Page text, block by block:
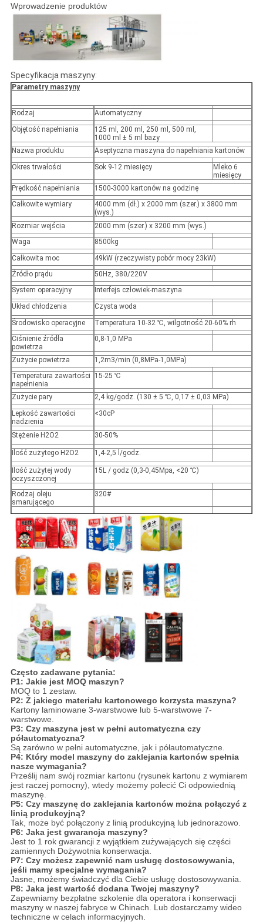
Wprowadzenie produktów
Specyfikacja maszyny:
Parametry maszyny
Rodzaj
Automatyczny
Objętość napełniania
125 ml, 200 ml, 250 ml, 500 ml,
1000 ml ± 5 ml bazy
Nazwa produktu
Aseptyczna maszyna do napełniania kartonów
Okres trwałości
Sok 9-12 miesięcy
Mleko 6
miesięcy
Prędkość napełniania
1500-3000 kartonów na godzinę
Całkowite wymiary
4000 mm (dł.) x 2000 mm (szer.) x 3800 mm
(wys.)
Rozmiar wejścia
2000 mm (szer.) x 3200 mm (wys.)
Waga
8500kg
Całkowita moc
49kW (rzeczywisty pobór mocy 23kW)
Źródło prądu
50Hz, 380/220V
System operacyjny
Interfejs człowiek-maszyna
Układ chłodzenia
Czysta woda
Środowisko operacyjne
Temperatura 10-32 ℃, wilgotność 20-60% rh
Ciśnienie źródła
powietrza
0,8-1,0 MPa
Zużycie powietrza
1,2m3/min (0,8MPa-1,0MPa)
Temperatura zawartości
napełnienia
15-25 ℃
Zużycie pary
2,4 kg/godz. (130 ± 5 ℃, 0,17 ± 0,03 MPa)
Lepkość zawartości
nadzienia
<30cP
Stężenie H2O2 30-50%
Ilość zużytego H2O2 1,4-2,5 l/godz.
Ilość zużytej wody
oczyszczonej
15L / godz (0,3-0,45Mpa, <20 ℃)
Rodzaj oleju
smarującego
320#
Często zadawane pytania:
P1: Jakie jest MOQ maszyn?
MOQ to 1 zestaw.
P2: Z jakiego materiału kartonowego korzysta maszyna?
Kartony laminowane 3-warstwowe lub 5-warstwowe 7-
warstwowe.
P3: Czy maszyna jest w pełni automatyczna czy
półautomatyczna?
Są zarówno w pełni automatyczne, jak i półautomatyczne.
P4: Który model maszyny do zaklejania kartonów spełnia
nasze wymagania?
Prześlij nam swój rozmiar kartonu (rysunek kartonu z wymiarem
jest raczej pomocny), wtedy możemy polecić Ci odpowiednią
maszynę.
P5: Czy maszynę do zaklejania kartonów można połączyć z
linią produkcyjną?
Tak, może być połączony z linią produkcyjną lub jednorazowo.
P6: Jaka jest gwarancja maszyny?
Jest to 1 rok gwarancji z wyjątkiem zużywających się części
zamiennych Dożywotnia konserwacja.
P7: Czy możesz zapewnić nam usługę dostosowywania,
jeśli mamy specjalne wymagania?
Jasne, możemy świadczyć dla Ciebie usługę dostosowywania.
P8: Jaka jest wartość dodana Twojej maszyny?
Zapewniamy bezpłatne szkolenie dla operatora i konserwacji
maszyny w naszej fabryce w Chinach. Lub dostarczamy wideo
techniczne w celach informacyjnych.